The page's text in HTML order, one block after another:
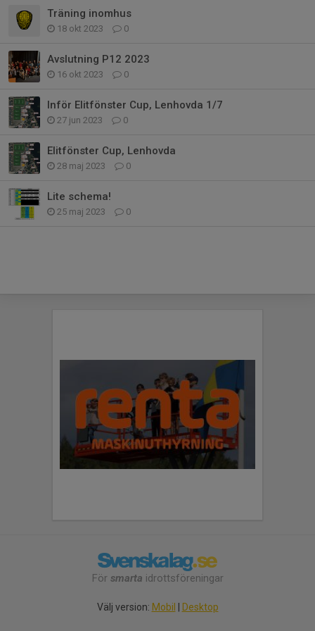
Träning inomhus
18 okt 2023 0
Avslutning P12 2023
16 okt 2023 0
Inför Elitfönster Cup, Lenhovda 1/7
27 jun 2023 0
Elitfönster Cup, Lenhovda
28 maj 2023 0
Lite schema!
25 maj 2023 0
För smarta idrottsföreningar
Välj version: Mobil | Desktop